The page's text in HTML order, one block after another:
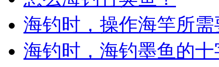
海钓时，操作海竿所
海钓时，海钓墨鱼的